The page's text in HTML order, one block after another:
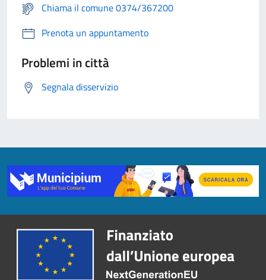
Chiama il comune 0374/367200
Prenota un appuntamento
Problemi in città
Segnala disservizio